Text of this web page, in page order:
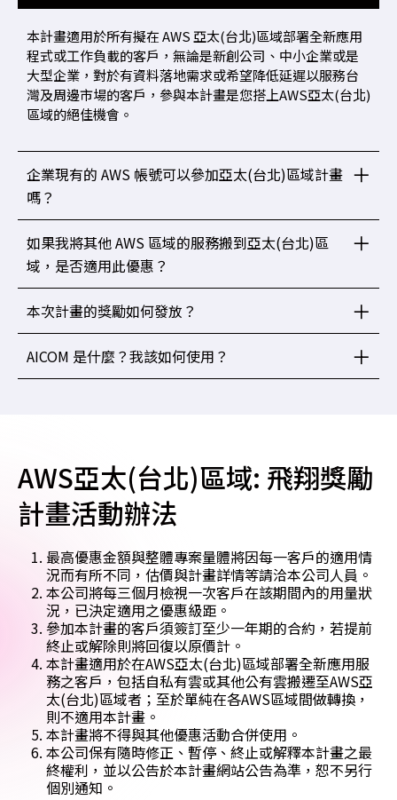
本計畫適用於所有擬在 AWS 亞太(台北)區域部署全新應用
程式或工作負載的客戶，無論是新創公司、中小企業或是
大型企業，對於有資料落地需求或希望降低延遲以服務台
灣及周邊市場的客戶，參與本計畫是您搭上AWS亞太(台北)
區域的絕佳機會。
企業現有的 AWS 帳號可以參加亞太(台北)區域計畫
嗎？
如果我將其他 AWS 區域的服務搬到亞太(台北)區
域，是否適用此優惠？
本次計畫的獎勵如何發放？
AICOM 是什麼？我該如何使用？
AWS亞太(台北)區域: 飛翔獎勵
計畫活動辦法
最高優惠金額與整體專案量體將因每一客戶的適用情
況而有所不同，估價與計畫詳情等請洽本公司人員。
本公司將每三個月檢視一次客戶在該期間內的用量狀
況，已決定適用之優惠級距。
參加本計畫的客戶須簽訂至少一年期的合約，若提前
終止或解除則將回復以原價計。
本計畫適用於在AWS亞太(台北)區域部署全新應用服
務之客戶，包括自私有雲或其他公有雲搬遷至AWS亞
太(台北)區域者；至於單純在各AWS區域間做轉換，
則不適用本計畫。
本計畫將不得與其他優惠活動合併使用。
本公司保有隨時修正、暫停、終止或解釋本計畫之最
終權利，並以公告於本計畫網站公告為準，恕不另行
個別通知。